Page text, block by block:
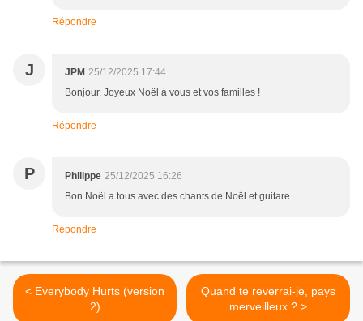
Répondre
J JPM 25/12/2025 17:44
Bonjour, Joyeux Noël à vous et vos familles !
Répondre
P Philippe 25/12/2025 16:26
Bon Noël a tous avec des chants de Noël et guitare
Répondre
< Everybody Hurts (version
2)
Quand te reverrai-je, pays
merveilleux ? >